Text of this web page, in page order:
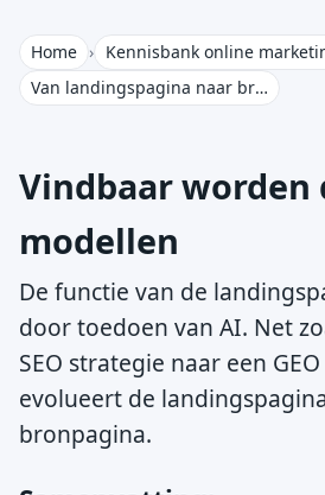
Home › Kennisbank online
Van landingspagina naar bronpagina
Vindbaar worden
modellen
De functie van de
door toedoen van AI. Net
SEO strategie naar een
evolueert de
bronpagina.